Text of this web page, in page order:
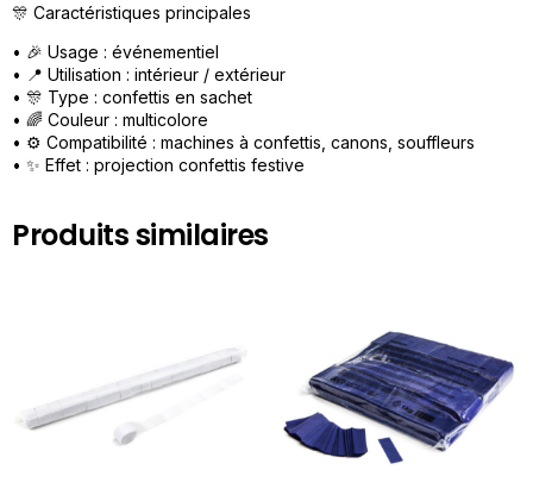
🎊 Caractéristiques principales
• 🎉 Usage : événementiel
• 📍 Utilisation : intérieur / extérieur
• 🎊 Type : confettis en sachet
• 🌈 Couleur : multicolore
• ⚙️ Compatibilité : machines à confettis, canons, souffleurs
• ✨ Effet : projection confettis festive
Produits similaires